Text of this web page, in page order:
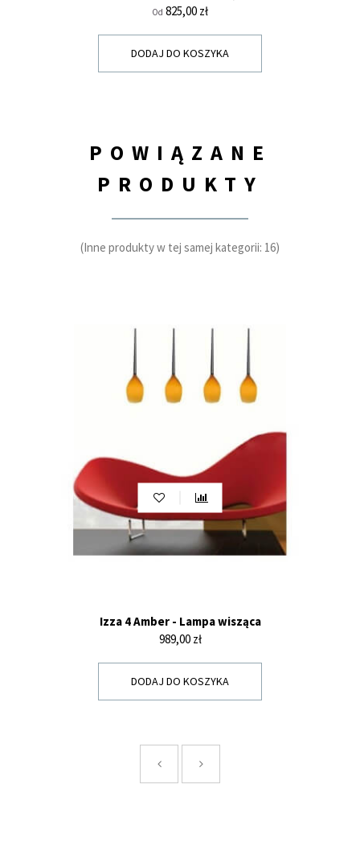
Od Cena
825,00 zł
DODAJ DO KOSZYKA
POWIĄZANE
PRODUKTY
(Inne produkty w tej samej kategorii: 16)
Izza 4 Amber - Lampa wisząca
Cena
989,00 zł
DODAJ DO KOSZYKA